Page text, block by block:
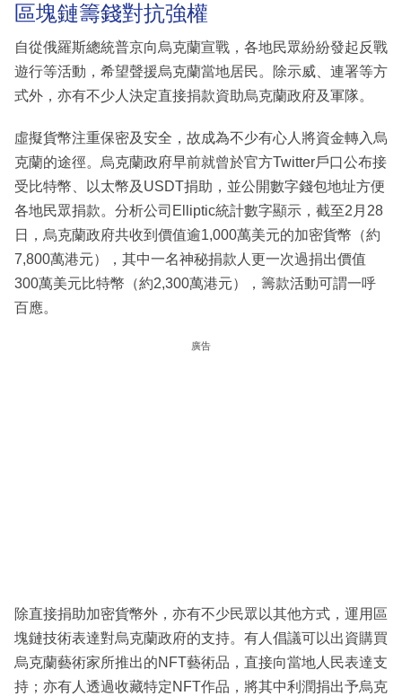
區塊鏈籌錢對抗強權
自從俄羅斯總統普京向烏克蘭宣戰，各地民眾紛紛發起反戰
遊行等活動，希望聲援烏克蘭當地居民。除示威、連署等方
式外，亦有不少人決定直接捐款資助烏克蘭政府及軍隊。
虛擬貨幣注重保密及安全，故成為不少有心人將資金轉入烏
克蘭的途徑。烏克蘭政府早前就曾於官方Twitter戶口公布接
受比特幣、以太幣及USDT捐助，並公開數字錢包地址方便
各地民眾捐款。分析公司Elliptic統計數字顯示，截至2月28
日，烏克蘭政府共收到價值逾1,000萬美元的加密貨幣（約
7,800萬港元），其中一名神秘捐款人更一次過捐出價值
300萬美元比特幣（約2,300萬港元），籌款活動可謂一呼
百應。
廣告
除直接捐助加密貨幣外，亦有不少民眾以其他方式，運用區
塊鏈技術表達對烏克蘭政府的支持。有人倡議可以出資購買
烏克蘭藝術家所推出的NFT藝術品，直接向當地人民表達支
持；亦有人透過收藏特定NFT作品，將其中利潤捐出予烏克